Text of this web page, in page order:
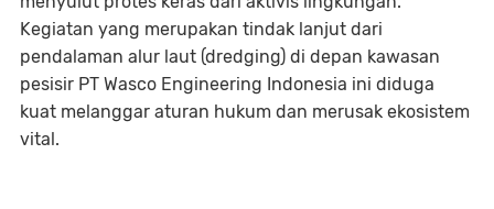
Kegiatan yang merupakan tindak lanjut dari
pendalaman alur laut (dredging) di depan kawasan
pesisir PT Wasco Engineering Indonesia ini diduga
kuat melanggar aturan hukum dan merusak ekosistem
vital.